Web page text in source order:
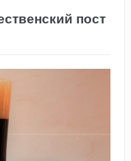
пост